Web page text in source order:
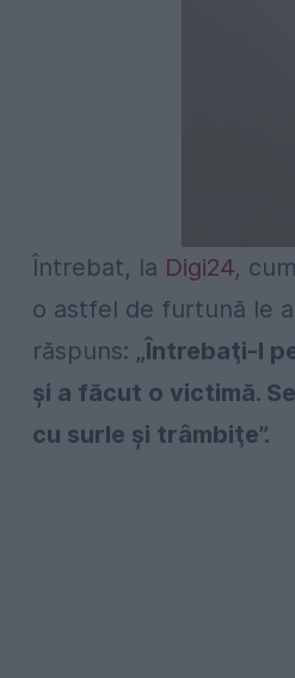
Întrebat, la Digi24,
o astfel de furtună le
răspuns: „Întrebaţi-l
şi a făcut o victimă.
cu surle şi trâmbiţe”.